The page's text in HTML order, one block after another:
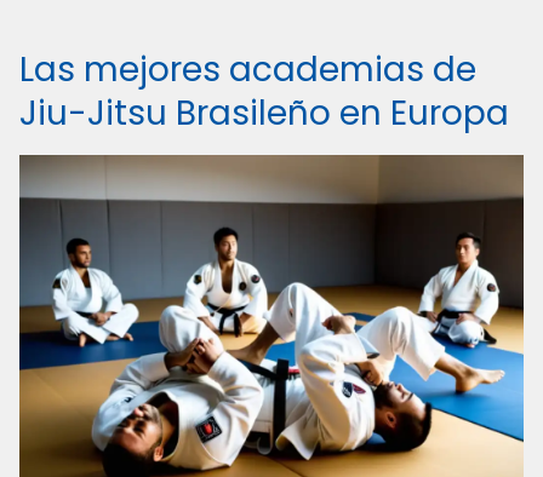
Las mejores academias de
Jiu-Jitsu Brasileño en Europa